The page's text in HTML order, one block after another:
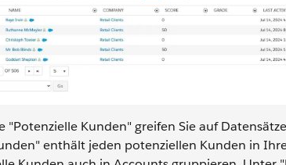
"Potenzielle Kunden" greifen Sie auf
enthält jeden potenziellen Kunden in